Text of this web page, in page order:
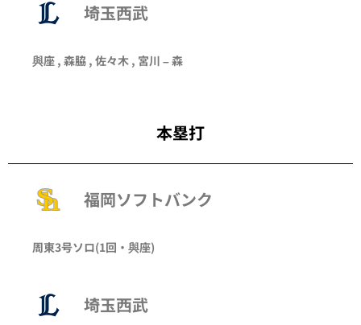
埼玉西武
與座 , 森脇 , 佐々木 , 宮川 –森
本塁打
福岡ソフトバンク
周東3号ソロ(1回・ 與座)
埼玉西武